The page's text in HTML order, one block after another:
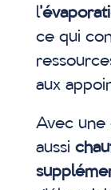
l
ce qui
aux
Avec une
aussi